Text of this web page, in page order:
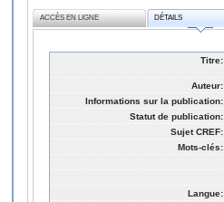
ACCÈS EN LIGNE DÉTAILS
Titre:
Auteur:
Informations sur la publication:
Statut de publication:
Sujet CREF:
Mots-clés:
Langue: